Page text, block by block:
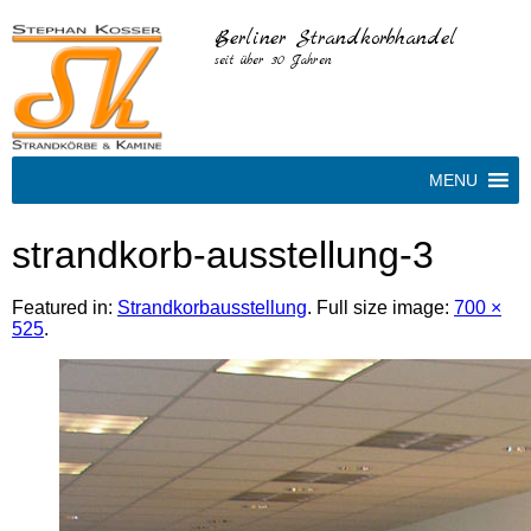
Berliner Strandkorbhandel
seit über 30 Jahren
MENU
strandkorb-ausstellung-3
Featured in: Strandkorbausstellung. Full size image: 700 ×
525.